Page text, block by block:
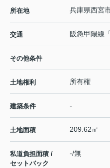
所在地 兵庫県西宮
交通 阪急甲陽線 「
その他条件
土地権利 所有権
建築条件 -
土地面積 209.62㎡
私道負担面積 /
セットバック
-/無